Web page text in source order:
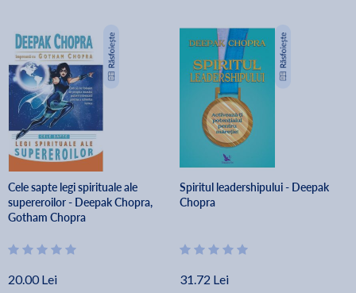
Cele sapte legi spirituale ale
supereroilor - Deepak Chopra,
Gotham Chopra
20.00 Lei
Spiritul leadershipului - Deepak
Chopra
31.72 Lei